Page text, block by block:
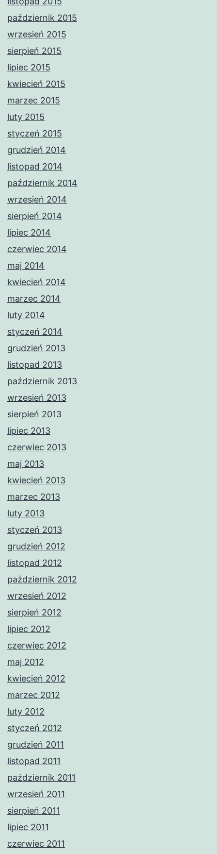
październik 2015
wrzesień 2015
sierpień 2015
lipiec 2015
kwiecień 2015
marzec 2015
luty 2015
styczeń 2015
grudzień 2014
listopad 2014
październik 2014
wrzesień 2014
sierpień 2014
lipiec 2014
czerwiec 2014
maj 2014
kwiecień 2014
marzec 2014
luty 2014
styczeń 2014
grudzień 2013
listopad 2013
październik 2013
wrzesień 2013
sierpień 2013
lipiec 2013
czerwiec 2013
maj 2013
kwiecień 2013
marzec 2013
luty 2013
styczeń 2013
grudzień 2012
listopad 2012
październik 2012
wrzesień 2012
sierpień 2012
lipiec 2012
czerwiec 2012
maj 2012
kwiecień 2012
marzec 2012
luty 2012
styczeń 2012
grudzień 2011
listopad 2011
październik 2011
wrzesień 2011
sierpień 2011
lipiec 2011
czerwiec 2011